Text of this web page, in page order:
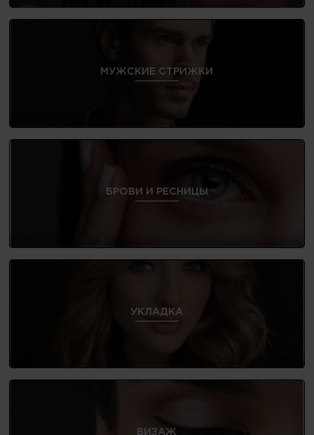
МУЖСКИЕ СТРИЖКИ
БРОВИ И РЕСНИЦЫ
УКЛАДКА
ВИЗАЖ